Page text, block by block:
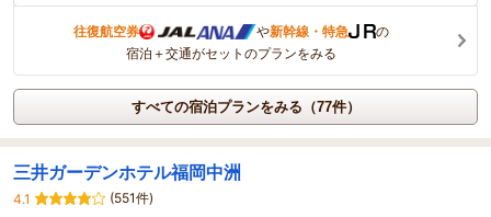
往復航空券 や新幹線・特急
の
宿泊＋交通がセットのプランをみる
すべての宿泊プランをみる（77件）
三井ガーデンホテル福岡中洲
4.1
(551件)